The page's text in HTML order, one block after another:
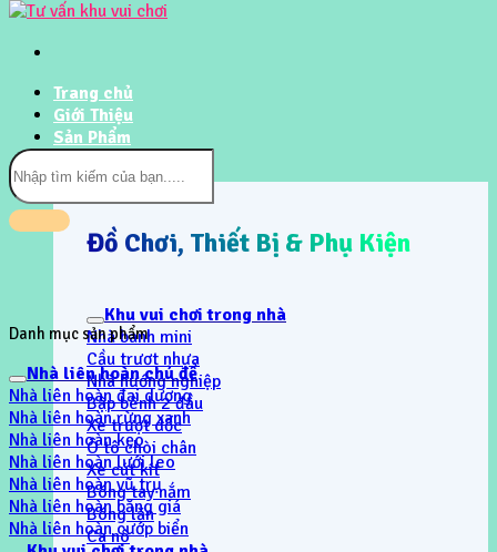
Trang chủ
Giới Thiệu
Sản Phẩm
Đồ Chơi, Thiết Bị & Phụ Kiện
Khu vui chơi trong nhà
Nhà banh mini
Cầu trươt nhựa
Nhà hướng nghiệp
Bập bênh 2 đầu
Xe trượt dốc
Ô tô chòi chân
Xe cút kít
Bóng tay nắm
Bóng lăn
Ca nô
Tìm
kiếm:
Danh mục sản phẩm
Nhà liên hoàn chủ đề
Nhà liên hoàn đại dương
Nhà liên hoàn rừng xanh
Nhà liên hoàn kẹo
Nhà liên hoàn lưới leo
Nhà liên hoàn vũ trụ
Nhà liên hoàn băng giá
Nhà liên hoàn cướp biển